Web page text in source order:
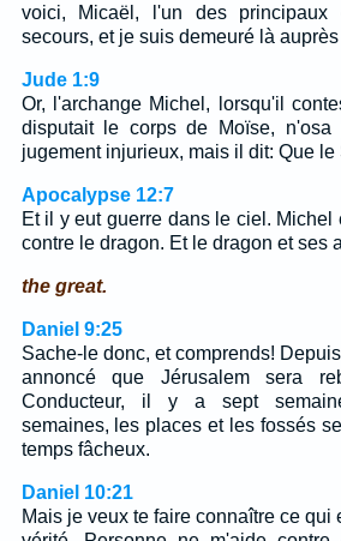
voici, Micaël, l'un des
secours, et je suis demeuré là
Jude 1:9
Or, l'archange Michel, lorsqu'il
disputait le corps de Moïse,
jugement injurieux, mais il dit: Que
Apocalypse 12:7
Et il y eut guerre dans le ciel. Michel
contre le dragon. Et le dragon et ses
the great.
Daniel 9:25
Sache-le donc, et comprends!
annoncé que Jérusalem sera
Conducteur, il y a sept
semaines, les places et les fossés
temps fâcheux.
Daniel 10:21
Mais je veux te faire connaître ce qui